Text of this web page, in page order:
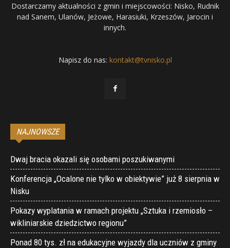
Dostarczamy aktualności z gmin i miejscowości: Nisko, Rudnik
nad Sanem, Ulanów, Jeżowe, Harasiuki, Krzeszów, Jarocin i
innych.
Napisz do nas: kontakt@tvnisko.pl
NAJNOWSZE
Dwaj bracia okazali się osobami poszukiwanymi
Konferencja „Ocalone nie tylko w obiektywie” już 8 sierpnia w
Nisku
Pokazy wyplatania w ramach projektu „Sztuka i rzemiosło –
wikliniarskie dziedzictwo regionu”
Ponad 80 tys. zł na edukacyjne wyjazdy dla uczniów z gminy